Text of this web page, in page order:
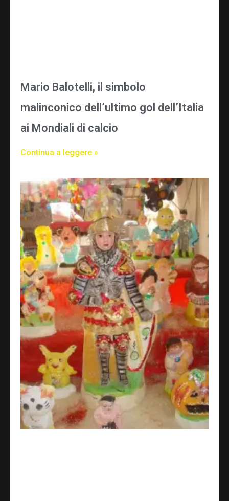
Mario Balotelli, il simbolo
malinconico dell’ultimo gol dell’Italia
ai Mondiali di calcio
Continua a leggere »